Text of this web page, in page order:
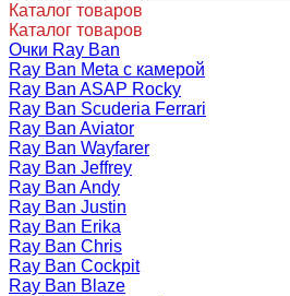
Каталог товаров
Каталог товаров
Очки Ray Ban
Ray Ban Meta с камерой
Ray Ban ASAP Rocky
Ray Ban Scuderia Ferrari
Ray Ban Aviator
Ray Ban Wayfarer
Ray Ban Jeffrey
Ray Ban Andy
Ray Ban Justin
Ray Ban Erika
Ray Ban Chris
Ray Ban Cockpit
Ray Ban Blaze